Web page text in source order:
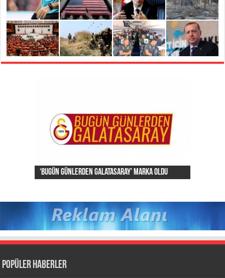
‘Bugün günlerden Galatasaray’ marka oldu
Lionel Messi evleniyor
Hayata pozitif bakın; uzun yaşayın
koruyor
FIFA listesinde yer alacak hakemler
Popüler Haberler